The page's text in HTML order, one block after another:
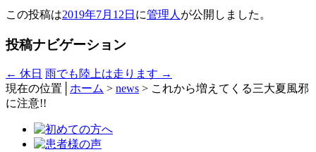
この投稿は2019年7月12日 に管理人 が公開しました 。
投稿ナビゲーション
← 休日 雨でも陸上は走ります →
現在の位置│ ホーム > news > これから増えてくる三大夏風邪
に注意!!